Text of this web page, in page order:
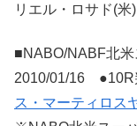
リエル・ロサド(米)
■NABO/NABF北
2010/01/16 ●10R
ス・マーティロス